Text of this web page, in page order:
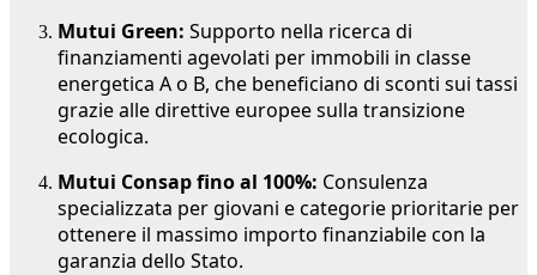
Mutui Green: Supporto nella ricerca di
finanziamenti agevolati per immobili in classe
energetica A o B, che beneficiano di sconti sui tassi
grazie alle direttive europee sulla transizione
ecologica.
Mutui Consap fino al 100%: Consulenza
specializzata per giovani e categorie prioritarie per
ottenere il massimo importo finanziabile con la
garanzia dello Stato.